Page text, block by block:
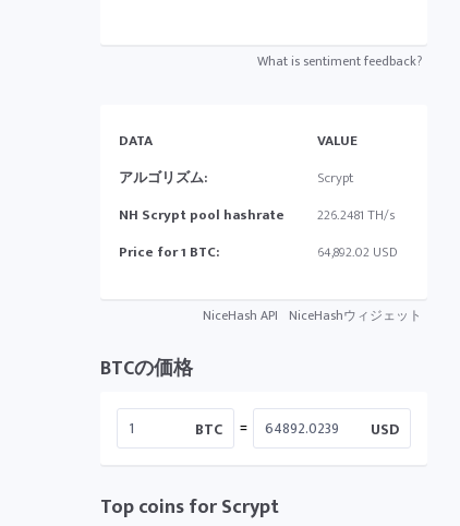
What is sentiment feedback?
DATA
VALUE
アルゴリズム:
Scrypt
NH Scrypt pool hashrate
226.2481 TH/s
Price for 1 BTC:
64,892.02 USD
NiceHash API NiceHashウィジェット
BTCの価格
BTC = USD
Top coins for Scrypt